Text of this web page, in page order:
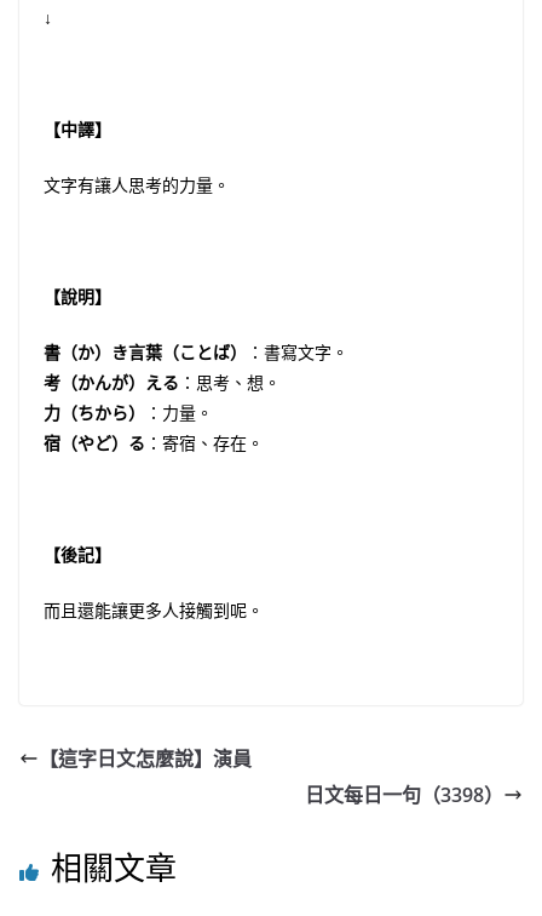
↓
【中譯】
文字有讓人思考的力量。
【說明】
書（か）き言葉（ことば）
：書寫文字。
考（かんが）える ：思考、想。
力（ちから）
：力量。
宿（やど）る ：寄宿、存在。
【後記】
而且還能讓更多人接觸到呢。
【這字日文怎麼說】演員
日文每日一句（3398）
相關文章